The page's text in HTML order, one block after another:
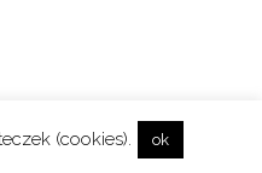
(cookies). ok